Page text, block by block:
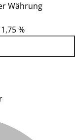
Währung
%